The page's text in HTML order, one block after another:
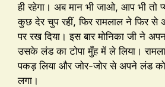
ही रहेगा। अब मान भी जाओ, आप भी तो
कुछ देर चुप रहीं, फिर रामलाल ने फिर से
पर रख दिया। इस बार मोनिका जी ने
उसके लंड का टोपा मुँह में ले लिया।
पकड़ लिया और जोर-जोर से अपने लंड
लगा।